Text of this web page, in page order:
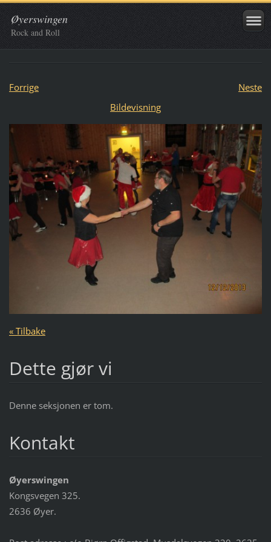
Øyerswingen
Rock and Roll
Forrige
Neste
Bildevisning
« Tilbake
Dette gjør vi
Denne seksjonen er tom.
Kontakt
Øyerswingen
Kongsvegen 325.
2636 Øyer.